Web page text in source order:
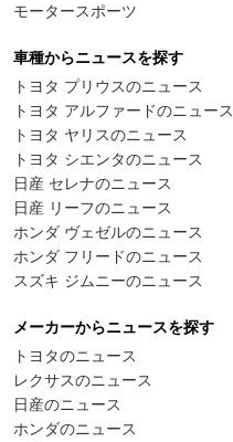
モータースポーツ
車種からニュースを探す
トヨタ プリウスのニュース
トヨタ アルファードのニュース
トヨタ ヤリスのニュース
トヨタ シエンタのニュース
日産 セレナのニュース
日産 リーフのニュース
ホンダ ヴェゼルのニュース
ホンダ フリードのニュース
スズキ ジムニーのニュース
メーカーからニュースを探す
トヨタのニュース
レクサスのニュース
日産のニュース
ホンダのニュース